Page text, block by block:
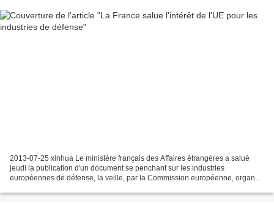
2013-07-25 xinhua Le ministère français des Affaires étrangères a salué
jeudi la publication d'un document se penchant sur les industries
européennes de défense, la veille, par la Commission européenne, organe